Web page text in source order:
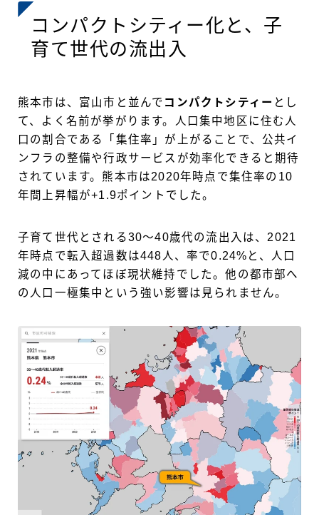
コンパクトシティー化と、子
育て世代の流出入
熊本市は、富山市と並んで コンパクトシティー とし
て、よく名前が挙がります。人口集中地区に住む人
口の割合である「集住率」が上がることで、公共イ
ンフラの整備や行政サービスが効率化できると期待
されています。熊本市は2020年時点で集住率の10
年間上昇幅が+1.9ポイントでした。
子育て世代とされる30～40歳代の流出入は、2021
年時点で転入超過数は448人、率で0.24%と、人口
減の中にあってほぼ現状維持でした。他の都市部へ
の人口一極集中という強い影響は見られません。